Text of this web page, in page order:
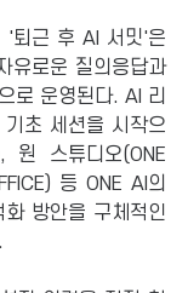
'퇴근 후 AI 서밋'은
유로운 질의응답과
로 운영된다. AI 리
초 세션을 시작으
스튜디오(ONE
등 ONE AI의
방안을 구체적인